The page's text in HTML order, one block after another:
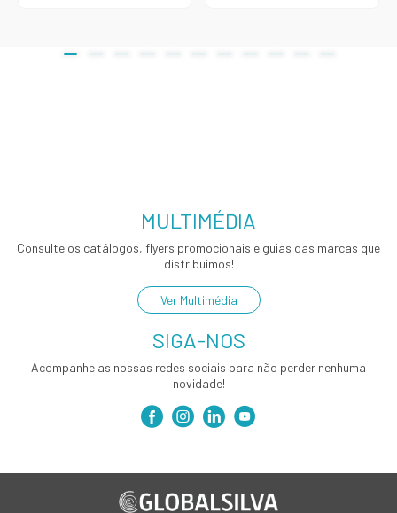
MULTIMÉDIA
Consulte os catálogos, flyers promocionais e guias das marcas que
distribuímos!
Ver Multimédia
SIGA-NOS
Acompanhe as nossas redes sociais para não perder nenhuma
novidade!